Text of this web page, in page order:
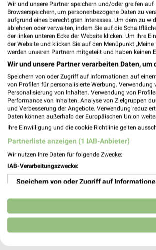
BayWa AG Fuels
85391 Allershausen
hagebaumarkt
Joseph-Fraunhofer-
Wir und unsere Partner speichern und/oder greifen
Browserspeichern, um personenbezogene Daten zu
aufgrund eines berechtigten Interesses. Um dem zu
ablehnen oder verwalten, indem Sie auf die
der linken unteren Ecke der Website klicken. Um Ihre
der Website und klicken Sie auf den Menüpunkt
werden unseren Partnern mitgeteilt und haben keinen
Wir und unsere Partner verarbeiten Daten,
Speichern von oder Zugriff auf Informationen auf
von Profilen für personalisierte Werbung.
Personalisierung von Inhalten. Verwendung von
Performance von Inhalten. Analyse von Zielgruppen
und Verbesserung der Angebote. Verwendung
Daten können außerhalb der Europäischen Union
Ihre Einwilligung und die cookie Richtlinie gelten
Partnerliste anzeigen (1 IAB-Anbieter)
Wir nutzen Ihre Daten für folgende Zwecke:
IAB-Verarbeitungszwecke:
Speichern von oder Zugriff auf
Verwendung reduzierter Daten zur Auswahl
Erstellung von Profilen für personalisierte